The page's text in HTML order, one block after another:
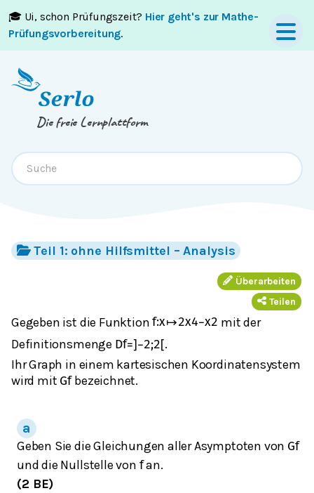
🎓 Ui, schon Prüfungszeit? Hier geht's zur Mathe-
Prüfungsvorbereitung.
Springe zumInhaltoderFooter
Die freie Lernplattform
Teil 1: ohne Hilfsmittel – Analysis
Überarbeiten
Teilen
Gegeben ist die Funktionf:x↦2x4−x2 mit der
Definitionsmenge Df=] −2;2[.
Ihr Graph in einem kartesischen Koordinatensystem
wird mit Gfbezeichnet.
Geben Sie die Gleichungen aller Asymptoten von Gf
und die Nullstelle von fan.
(2 BE)